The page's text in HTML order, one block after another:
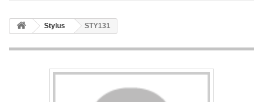
Stylus STY131